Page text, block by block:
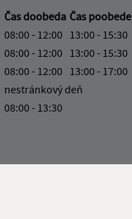
Čas doobeda Čas poobede
08:00 - 12:00 13:00 - 15:30
08:00 - 12:00 13:00 - 15:30
08:00 - 12:00 13:00 - 17:00
nestránkový deň
08:00 - 13:30